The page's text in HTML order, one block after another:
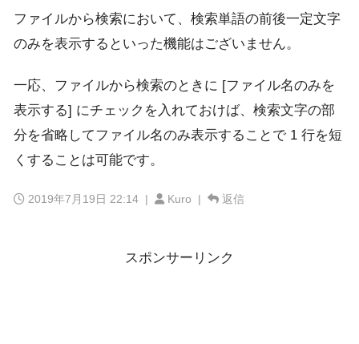
ファイルから検索において、検索単語の前後一定文字
のみを表示するといった機能はございません。
一応、ファイルから検索のときに [ファイル名のみを
表示する] にチェックを入れておけば、検索文字の部
分を省略してファイル名のみ表示することで 1 行を短
くすることは可能です。
2019年7月19日 22:14 | Kuro | 返信
スポンサーリンク